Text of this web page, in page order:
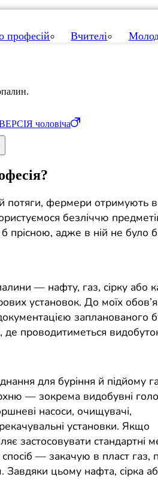
професій Вчителі
чоловіча
й потяги, фермери отримують
безліччю
прісною, адже в ній не було б
— нафту, газ, сірку або
установок. До моїх
запланованого
проводитиметься
для буріння й підйому
— зокрема видобувні
насоси, очищувачі,
установки. Якщо
застосовувати стандартні
— закачую в пласт газ,
цьому нафта, сірка